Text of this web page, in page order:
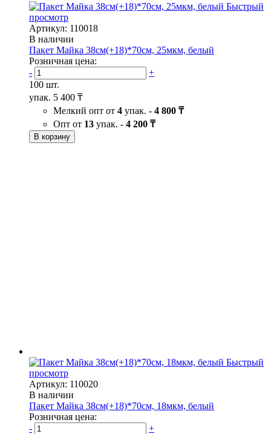
Быстрый
просмотр
Артикул: 110018
В наличии
Пакет Майка 38см(+18)*70см, 25мкм, белый
Розничная цена:
-
+
100 шт.
упак. 5 400 ₸
Мелкий опт от 4 упак. - 4 800 ₸
Опт от 13 упак. - 4 200 ₸
В корзину
Быстрый
просмотр
Артикул: 110020
В наличии
Пакет Майка 38см(+18)*70см, 18мкм, белый
Розничная цена:
-
+